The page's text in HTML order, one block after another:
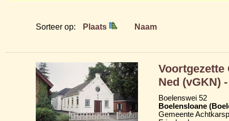
Sorteer op: Plaats Naam
Ned (vGKN)
Boelenswei 52
Boelensloane
Gemeente